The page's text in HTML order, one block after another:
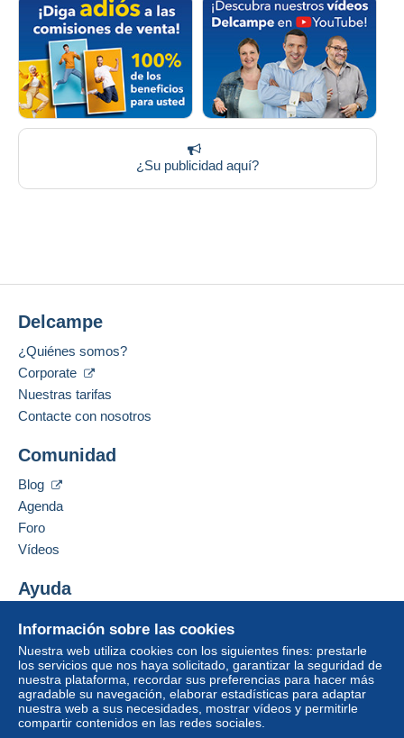
¿Su publicidad aquí?
Información sobre las cookies
Nuestra web utiliza cookies con los siguientes fines: prestarle
los servicios que nos haya solicitado, garantizar la seguridad de
nuestra plataforma, recordar sus preferencias para hacer más
agradable su navegación, elaborar estadísticas para adaptar
nuestra web a sus necesidades, mostrar vídeos y permitirle
compartir contenidos en las redes sociales.
Delcampe
¿Quiénes somos?
Corporate
Nuestras tarifas
Contacte con nosotros
Comunidad
Blog
Agenda
Foro
Vídeos
Ayuda
Comprar en Delcampe
Vender en Delcampe
Una página securizada